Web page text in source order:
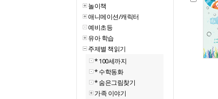
놀이책
애니메이션/캐릭터
예비초등
유아 학습
주제별 책읽기
* 100세까지
* 수학동화
* 숨은그림찾기
가족 이야기